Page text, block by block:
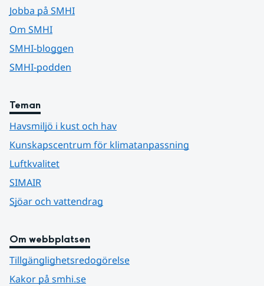
Jobba på SMHI
Om SMHI
SMHI-bloggen
SMHI-podden
Teman
Havsmiljö i kust och hav
Kunskapscentrum för klimatanpassning
Luftkvalitet
SIMAIR
Sjöar och vattendrag
Om webbplatsen
Tillgänglighetsredogörelse
Kakor på smhi.se